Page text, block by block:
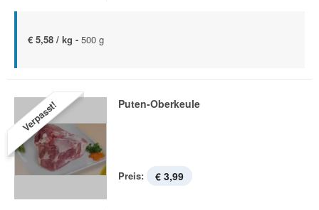
€ 5,58 / kg - 500 g
Verpasst! Puten-Oberkeule
Preis: € 3,99